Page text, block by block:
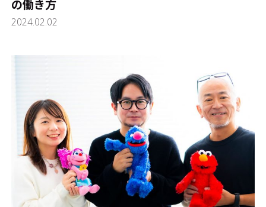
の働き方
2024.02.02